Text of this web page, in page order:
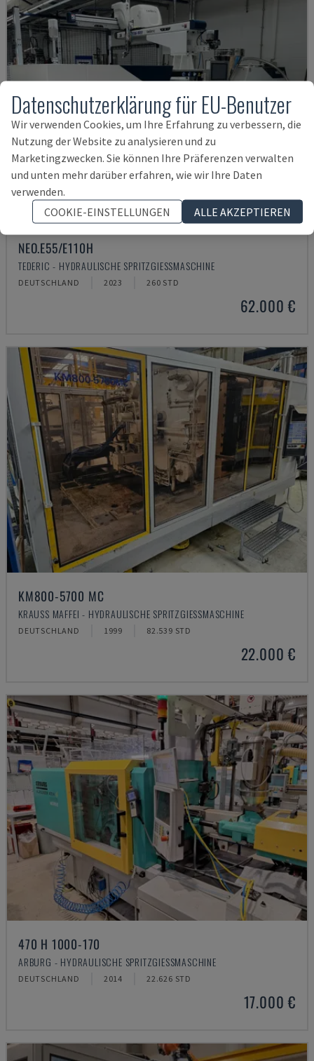
NEO.E55/E110H
TEDERIC - HYDRAULISCHE SPRITZGIESSMASCHINE
DEUTSCHLAND 2023 260 STD
62.000 €
KM800-5700 MC
KRAUSS MAFFEI - HYDRAULISCHE SPRITZGIESSMASCHINE
DEUTSCHLAND 1999 82.539 STD
22.000 €
470 H 1000-170
ARBURG - HYDRAULISCHE SPRITZGIESSMASCHINE
DEUTSCHLAND 2014 22.626 STD
17.000 €
Datenschutzerklärung für EU-Benutzer
Wir verwenden Cookies, um Ihre Erfahrung zu verbessern, die
Nutzung der Website zu analysieren und zu
Marketingzwecken. Sie können Ihre Präferenzen verwalten
und unten mehr darüber erfahren, wie wir Ihre Daten
verwenden.
COOKIE-EINSTELLUNGEN
ALLE AKZEPTIEREN